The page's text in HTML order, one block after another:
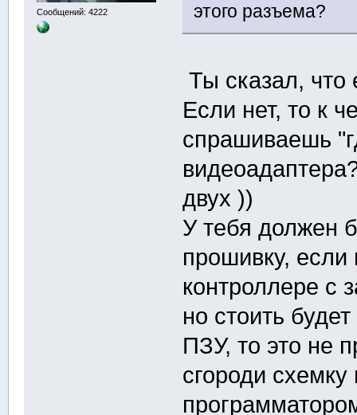
Сообщений: 4222
этого разъема?
Ты сказал, что
Если нет, то к
спрашиваешь
двух ))
У тебя должен
прошивку,
контроллере с
но стоить
ПЗУ, то это не
сгороди